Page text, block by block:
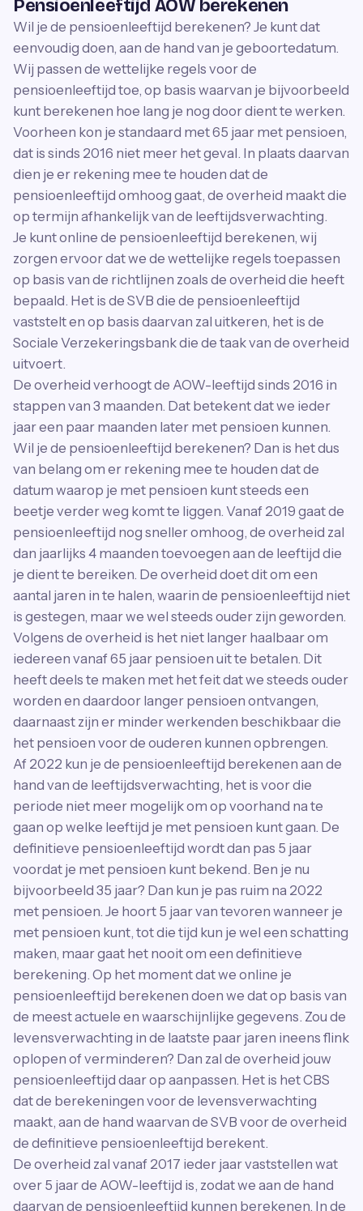
Pensioenleeftijd AOW berekenen
Wil je de pensioenleeftijd berekenen? Je kunt dat
eenvoudig doen, aan de hand van je geboortedatum.
Wij passen de wettelijke regels voor de
pensioenleeftijd toe, op basis waarvan je bijvoorbeeld
kunt berekenen hoe lang je nog door dient te werken.
Voorheen kon je standaard met 65 jaar met pensioen,
dat is sinds 2016 niet meer het geval. In plaats daarvan
dien je er rekening mee te houden dat de
pensioenleeftijd omhoog gaat, de overheid maakt die
op termijn afhankelijk van de leeftijdsverwachting.
Je kunt online de pensioenleeftijd berekenen, wij
zorgen ervoor dat we de wettelijke regels toepassen
op basis van de richtlijnen zoals de overheid die heeft
bepaald. Het is de SVB die de pensioenleeftijd
vaststelt en op basis daarvan zal uitkeren, het is de
Sociale Verzekeringsbank die de taak van de overheid
uitvoert.
De overheid verhoogt de AOW-leeftijd sinds 2016 in
stappen van 3 maanden. Dat betekent dat we ieder
jaar een paar maanden later met pensioen kunnen.
Wil je de pensioenleeftijd berekenen? Dan is het dus
van belang om er rekening mee te houden dat de
datum waarop je met pensioen kunt steeds een
beetje verder weg komt te liggen. Vanaf 2019 gaat de
pensioenleeftijd nog sneller omhoog, de overheid zal
dan jaarlijks 4 maanden toevoegen aan de leeftijd die
je dient te bereiken. De overheid doet dit om een
aantal jaren in te halen, waarin de pensioenleeftijd niet
is gestegen, maar we wel steeds ouder zijn geworden.
Volgens de overheid is het niet langer haalbaar om
iedereen vanaf 65 jaar pensioen uit te betalen. Dit
heeft deels te maken met het feit dat we steeds ouder
worden en daardoor langer pensioen ontvangen,
daarnaast zijn er minder werkenden beschikbaar die
het pensioen voor de ouderen kunnen opbrengen.
Af 2022 kun je de pensioenleeftijd berekenen aan de
hand van de leeftijdsverwachting, het is voor die
periode niet meer mogelijk om op voorhand na te
gaan op welke leeftijd je met pensioen kunt gaan. De
definitieve pensioenleeftijd wordt dan pas 5 jaar
voordat je met pensioen kunt bekend. Ben je nu
bijvoorbeeld 35 jaar? Dan kun je pas ruim na 2022
met pensioen. Je hoort 5 jaar van tevoren wanneer je
met pensioen kunt, tot die tijd kun je wel een schatting
maken, maar gaat het nooit om een definitieve
berekening. Op het moment dat we online je
pensioenleeftijd berekenen doen we dat op basis van
de meest actuele en waarschijnlijke gegevens. Zou de
levensverwachting in de laatste paar jaren ineens flink
oplopen of verminderen? Dan zal de overheid jouw
pensioenleeftijd daar op aanpassen. Het is het CBS
dat de berekeningen voor de levensverwachting
maakt, aan de hand waarvan de SVB voor de overheid
de definitieve pensioenleeftijd berekent.
De overheid zal vanaf 2017 ieder jaar vaststellen wat
over 5 jaar de AOW-leeftijd is, zodat we aan de hand
daarvan de pensioenleeftijd kunnen berekenen. In de